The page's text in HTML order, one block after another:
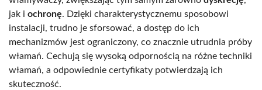
jak i ochronę. Dzięki charakterystycznemu sposobowi
instalacji, trudno je sforsować, a dostęp do ich
mechanizmów jest ograniczony, co znacznie utrudnia próby
włamań. Cechują się wysoką odpornością na różne techniki
włamań, a odpowiednie certyfikaty potwierdzają ich
skuteczność.